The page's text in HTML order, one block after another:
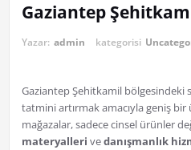
Gaziantep
Yazar: admin kategorisi
Gaziantep Şehitkamil bölgesindeki
tatmini artırmak amacıyla geniş
mağazalar, sadece cinsel ürünler
materyalleri vedanışmanlık